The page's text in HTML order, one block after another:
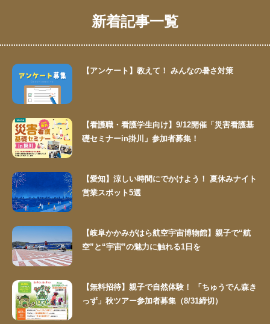
新着記事一覧
【アンケート】教えて！ みんなの暑さ対策
【看護職・看護学生向け】9/12開催「災害看護基
礎セミナーin掛川」参加者募集！
【愛知】涼しい時間にでかけよう！ 夏休みナイト
営業スポット5選
【岐阜かかみがはら航空宇宙博物館】親子で“航
空”と“宇宙”の魅力に触れる1日を
【無料招待】親子で自然体験！ 「ちゅうでん森き
っず」秋ツアー参加者募集（8/31締切）